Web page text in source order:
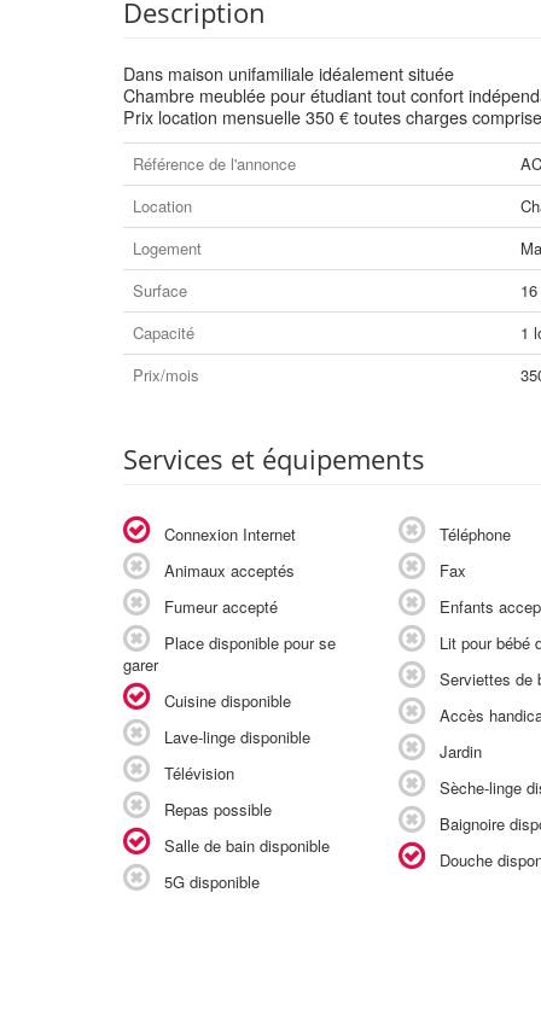
Description
Dans maison unifamiliale idéalement située
Chambre meublée pour étudiant tout confort
Prix location mensuelle 350 € toutes charges
Référence de l'annonce
Location
Logement
Surface
16
Capacité
1
Prix/mois
Services et équipements
Connexion Internet
Animaux acceptés
Fumeur accepté
Place disponible pour se
garer
Cuisine disponible
Lave-linge disponible
Télévision
Repas possible
Salle de bain disponible
5G disponible
Téléphone
Fax
Enfants
Lit pour bébé
Serviettes de
Accès
Jardin
Sèche-linge
Baignoire
Douche